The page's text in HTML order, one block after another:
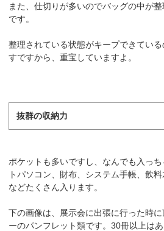
また、仕切りが多いのでバッグの中が
です。
整理されている状態がキープできてい
すですから、重宝していますよ。
抜群の収納力
ポケットも多いですし、なんでも入っ
トパソコン、財布、システム手帳、飲
などたくさん入ります。
下の画像は、展示会に出張に行った時
ーのパンフレット類です。30冊以上は